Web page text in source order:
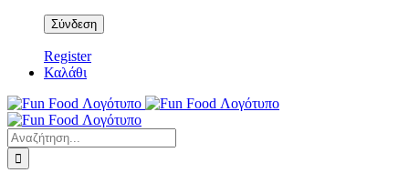
Register
Καλάθι
Αναζήτηση
για: